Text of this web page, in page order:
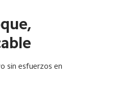
sin esfuerzos en